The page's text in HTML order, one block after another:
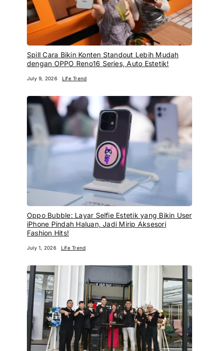
Spill Cara Bikin Konten Standout Lebih Mudah
dengan OPPO Reno16 Series, Auto Estetik!
July 9, 2026 Life Trend
Oppo Bubble: Layar Selfie Estetik yang Bikin User
iPhone Pindah Haluan, Jadi Mirip Aksesori
Fashion Hits!
July 1, 2026 Life Trend